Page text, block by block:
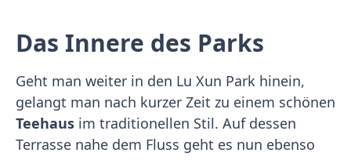
Das Innere des Parks
Geht man weiter in den Lu Xun Park hinein,
gelangt man nach kurzer Zeit zu einem schönen
Teehaus im traditionellen Stil. Auf dessen
Terrasse nahe dem Fluss geht es nun ebenso